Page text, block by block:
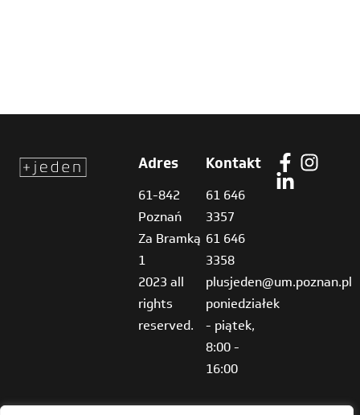
Adres
61-842
Poznań
Za Bramką
1
2023 all
rights
reserved.
Kontakt
61 646
3357
61 646
3358
plusjeden@um.poznan.pl
poniedziałek
- piątek,
8:00 -
16:00